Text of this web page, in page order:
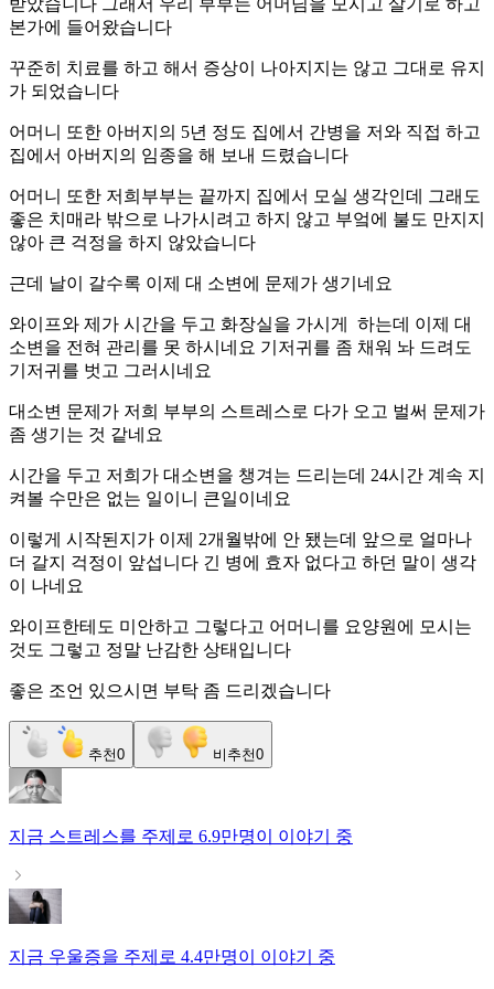
본가에 들어왔습니다
꾸준히 치료를 하고 해서 증상이 나아지지는 않고 그대로 유지
가 되었습니다
어머니 또한 아버지의 5년 정도 집에서 간병을 저와 직접 하고
집에서 아버지의 임종을 해 보내 드렸습니다
어머니 또한 저희부부는 끝까지 집에서 모실 생각인데 그래도
좋은 치매라 밖으로 나가시려고 하지 않고 부엌에 불도 만지지
않아 큰 걱정을 하지 않았습니다
근데 날이 갈수록 이제 대 소변에 문제가 생기네요
와이프와 제가 시간을 두고 화장실을 가시게 하는데 이제 대
소변을 전혀 관리를 못 하시네요 기저귀를 좀 채워 놔 드려도
기저귀를 벗고 그러시네요
대소변 문제가 저희 부부의 스트레스로 다가 오고 벌써 문제가
좀 생기는 것 같네요
시간을 두고 저희가 대소변을 챙겨는 드리는데 24시간 계속 지
켜볼 수만은 없는 일이니 큰일이네요
이렇게 시작된지가 이제 2개월밖에 안 됐는데 앞으로 얼마나
더 갈지 걱정이 앞섭니다 긴 병에 효자 없다고 하던 말이 생각
이 나네요
와이프한테도 미안하고 그렇다고 어머니를 요양원에 모시는
것도 그렇고 정말 난감한 상태입니다
좋은 조언 있으시면 부탁 좀 드리겠습니다
추천0 비추천0
지금 스트레스를 주제로 6.9만명이 이야기 중
지금 우울증을 주제로 4.4만명이 이야기 중